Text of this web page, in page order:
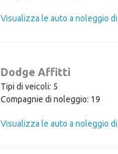
Visualizza le auto a noleggio
Dodge Affitti
Tipi di veicoli: 5
Compagnie di noleggio: 19
Visualizza le auto a noleggio